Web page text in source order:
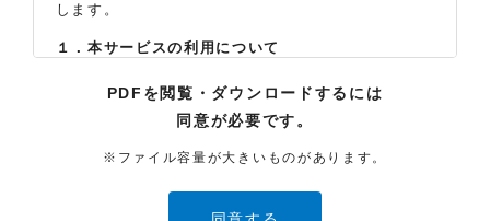
します。
１．本サービスの利用について
の内容を、非営利目的かつ、個人的にご利用する場
合に限り、閲覧またはダウンロードすることができ
ます。それ以外の目的での閲覧またはダウンロード
たり、また、配布することはできません。
PDFを閲覧・ダウンロードするには
同意が必要です。
※ファイル容量が大きいものがあります。